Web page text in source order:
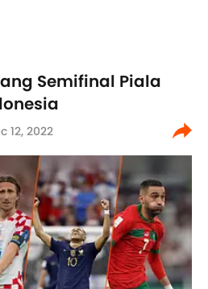
Semifinal Piala
12, 2022